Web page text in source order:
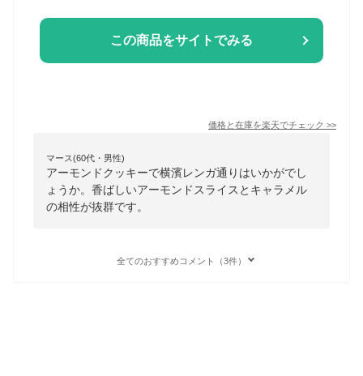
この商品をサイトでみる
価格と在庫を楽天でチェック >>
マース(60代・男性)
アーモンドクッキーで横濱レンガ通りはいかがでし
ょうか。香ばしいアーモンドスライスとキャラメル
の相性が抜群です。
全てのおすすめコメント（3件）